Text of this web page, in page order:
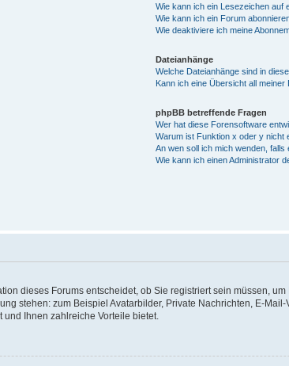
Wie kann ich ein Lesezeichen auf
Wie kann ich ein Forum
Wie deaktiviere ich meine
Dateianhänge
Welche Dateianhänge sind in
Kann ich eine Übersicht all meiner
phpBB betreffende Fragen
Wer hat diese Forensoftware
Warum ist Funktion x oder y nicht
An wen soll ich mich wenden,
Wie kann ich einen Administrator
dieses Forums entscheidet, ob Sie registriert sein müssen,
stehen: zum Beispiel Avatarbilder, Private Nachrichten, E-
Ihnen zahlreiche Vorteile bietet.